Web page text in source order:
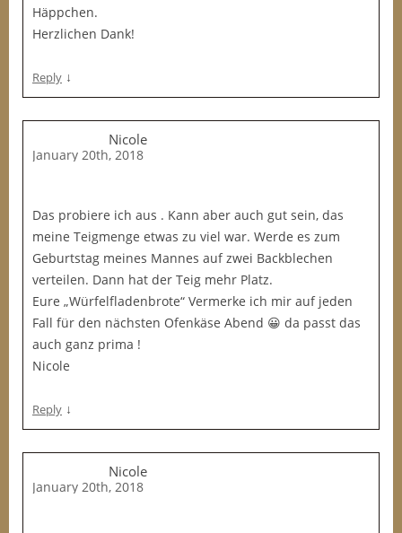
Häppchen.
Herzlichen Dank!
Reply ↓
Nicole
January 20th, 2018
Das probiere ich aus . Kann aber auch gut sein, das
meine Teigmenge etwas zu viel war. Werde es zum
Geburtstag meines Mannes auf zwei Backblechen
verteilen. Dann hat der Teig mehr Platz.
Eure „Würfelfladenbrote“ Vermerke ich mir auf jeden
Fall für den nächsten Ofenkäse Abend 😀 da passt das
auch ganz prima !
Nicole
Reply ↓
Nicole
January 20th, 2018